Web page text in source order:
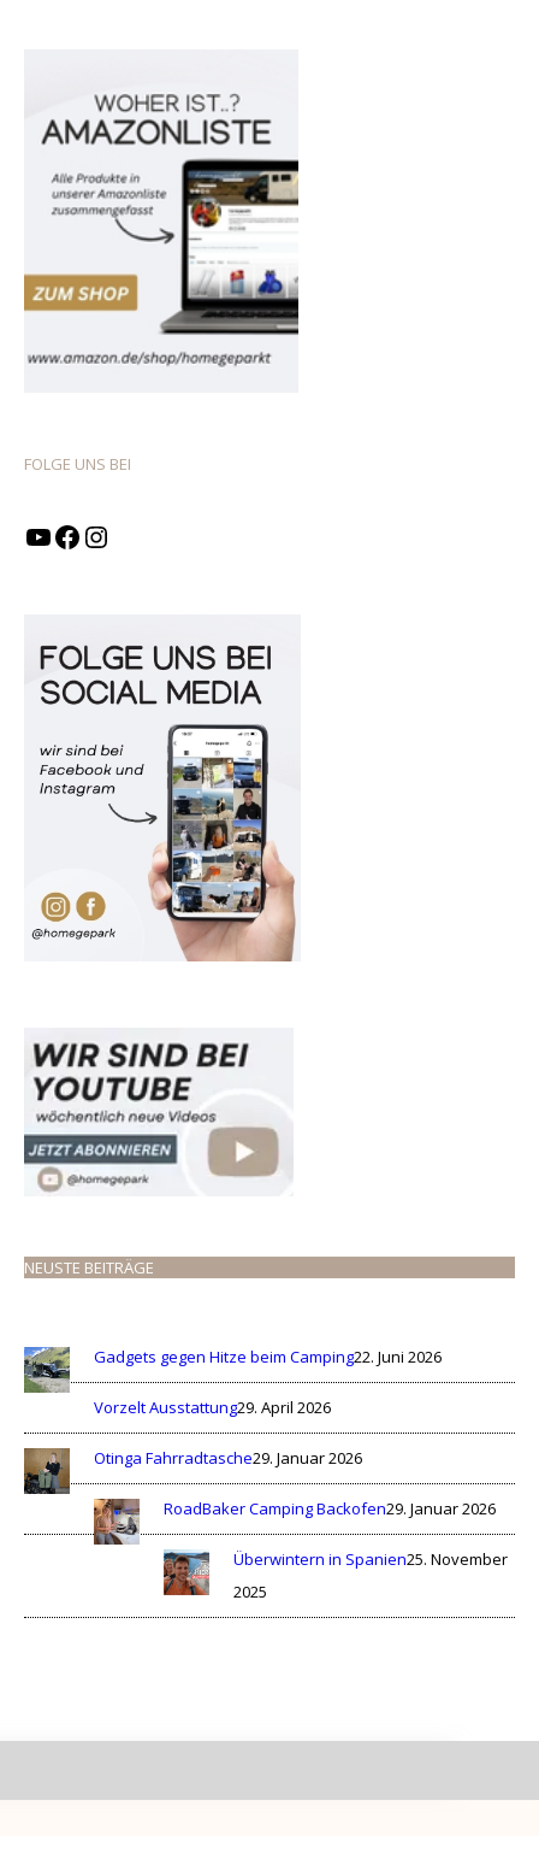
FOLGE UNS BEI
NEUSTE BEITRÄGE
Gadgets gegen Hitze beim Camping22. Juni 2026
Vorzelt Ausstattung29. April 2026
Otinga Fahrradtasche29. Januar 2026
RoadBaker Camping Backofen29. Januar 2026
Überwintern in Spanien25. November
2025